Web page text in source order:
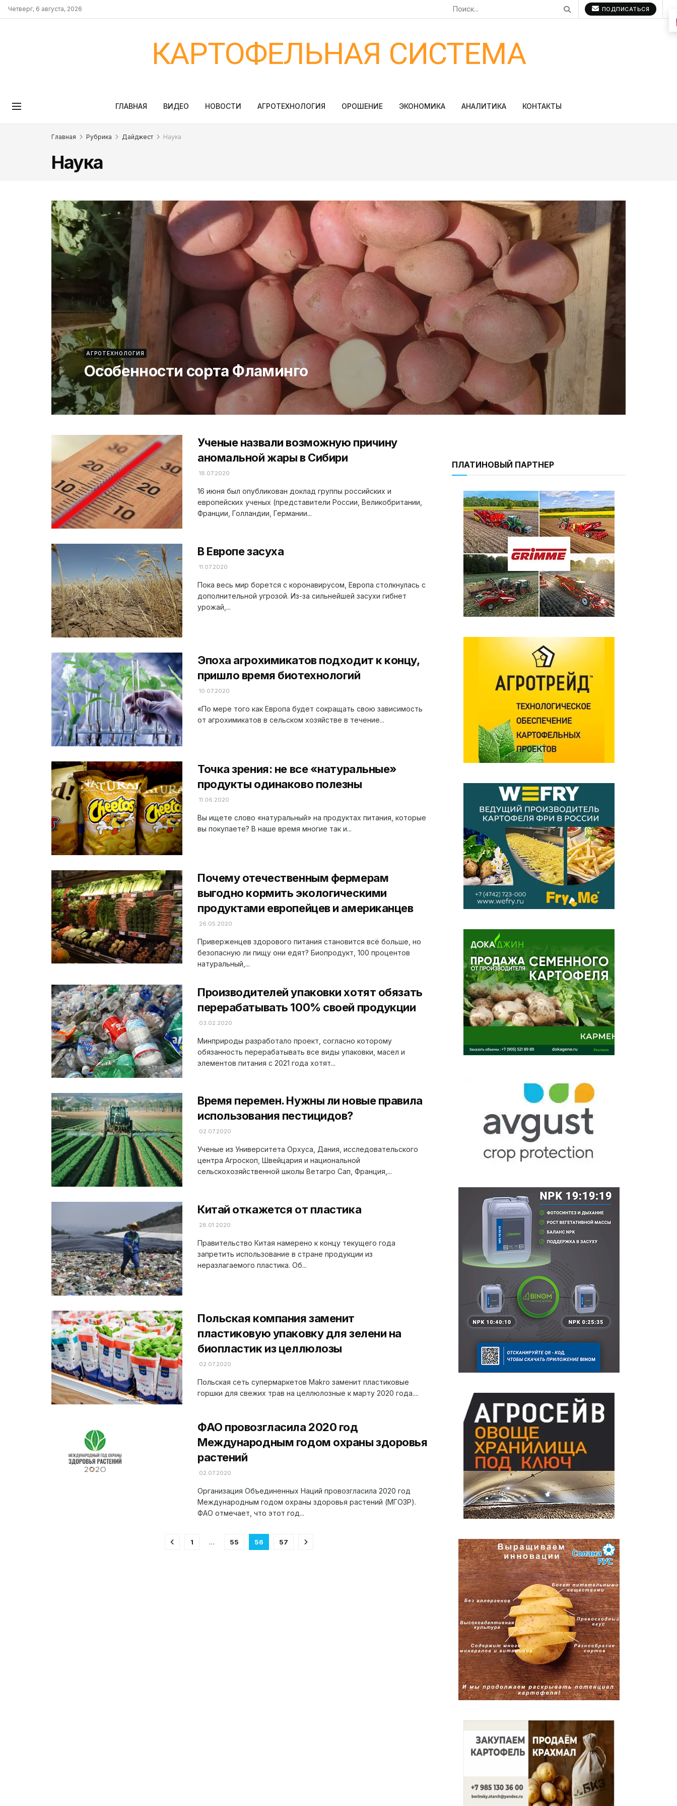
Четверг, 6 августа, 2026 ПОДПИСАТЬСЯ
КАРТОФЕЛЬНАЯ СИСТЕМА
ГЛАВНАЯ ВИДЕО НОВОСТИ АГРОТЕХНОЛОГИЯ ОРОШЕНИЕ ЭКОНОМИКА АНАЛИТИКА КОНТАКТЫ
Главная Рубрика Дайджест Наука
Наука
АГРОТЕХНОЛОГИЯ
Особенности сорта Фламинго
Ученые назвали возможную причину
аномальной жары в Сибири
18.07.2020
16 июня был опубликован доклад группы российских и
европейских ученых (представители России, Великобритании,
Франции, Голландии, Германии...
В Европе засуха
11.07.2020
Пока весь мир борется с коронавирусом, Европа столкнулась с
дополнительной угрозой. Из-за сильнейшей засухи гибнет
урожай,...
Эпоха агрохимикатов подходит к концу,
пришло время биотехнологий
10.07.2020
«По мере того как Европа будет сокращать свою зависимость
от агрохимикатов в сельском хозяйстве в течение...
Точка зрения: не все «натуральные»
продукты одинаково полезны
11.06.2020
Вы ищете слово «натуральный» на продуктах питания, которые
вы покупаете? В наше время многие так и...
Почему отечественным фермерам
выгодно кормить экологическими
продуктами европейцев и американцев
26.05.2020
Приверженцев здорового питания становится всё больше, но
безопасную ли пищу они едят? Биопродукт, 100 процентов
натуральный,...
Производителей упаковки хотят обязать
перерабатывать 100% своей продукции
03.02.2020
Минприроды разработало проект, согласно которому
обязанность перерабатывать все виды упаковки, масел и
элементов питания с 2021 года хотят...
Время перемен. Нужны ли новые правила
использования пестицидов?
02.07.2020
Ученые из Университета Орхуса, Дания, исследовательского
центра Агроскоп, Швейцария и национальной
сельскохозяйственной школы Ветагро Сап, Франция,...
Китай откажется от пластика
28.01.2020
Правительство Китая намерено к концу текущего года
запретить использование в стране продукции из
неразлагаемого пластика. Об...
Польская компания заменит
пластиковую упаковку для зелени на
биопластик из целлюлозы
02.07.2020
Польская сеть супермаркетов Makro заменит пластиковые
горшки для свежих трав на целлюлозные к марту 2020 года....
ФАО провозгласила 2020 год
Международным годом охраны здоровья
растений
02.07.2020
Организация Объединенных Наций провозгласила 2020 год
Международным годом охраны здоровья растений (МГОЗР).
ФАО отмечает, что этот год...
1 … 55 56 57
ПЛАТИНОВЫЙ ПАРТНЕР